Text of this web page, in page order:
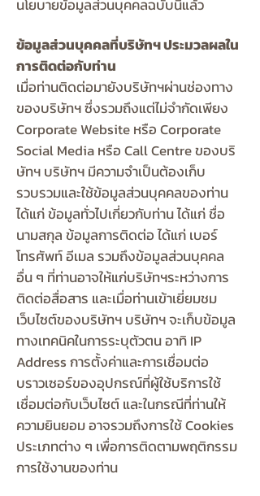
นโยบายข้อมูลส่วนบุคคลฉบับนี้แล้ว
ข้อมูลส่วนบุคคลที่บริษัทฯ ประมวลผลใน
การติดต่อกับท่าน
เมื่อท่านติดต่อมายังบริษัทฯผ่านช่องทาง
ของบริษัทฯ ซึ่งรวมถึงแต่ไม่จำกัดเพียง
Corporate Website หรือ Corporate
Social Media หรือ Call Centre ของบริ
ษัทฯ บริษัทฯ มีความจำเป็นต้องเก็บ
รวบรวมและใช้ข้อมูลส่วนบุคคลของท่าน
ได้แก่ ข้อมูลทั่วไปเกี่ยวกับท่าน ได้แก่ ชื่อ
นามสกุล ข้อมูลการติดต่อ ได้แก่ เบอร์
โทรศัพท์ อีเมล รวมถึงข้อมูลส่วนบุคคล
อื่น ๆ ที่ท่านอาจให้แก่บริษัทฯระหว่างการ
ติดต่อสื่อสาร และเมื่อท่านเข้าเยี่ยมชม
เว็บไซต์ของบริษัทฯ บริษัทฯ จะเก็บข้อมูล
ทางเทคนิคในการระบุตัวตน อาทิ IP
Address การตั้งค่าและการเชื่อมต่อ
บราวเซอร์ของอุปกรณ์ที่ผู้ใช้บริการใช้
เชื่อมต่อกับเว็บไซต์ และในกรณีที่ท่านให้
ความยินยอม อาจรวมถึงการใช้ Cookies
ประเภทต่าง ๆ เพื่อการติดตามพฤติกรรม
การใช้งานของท่าน